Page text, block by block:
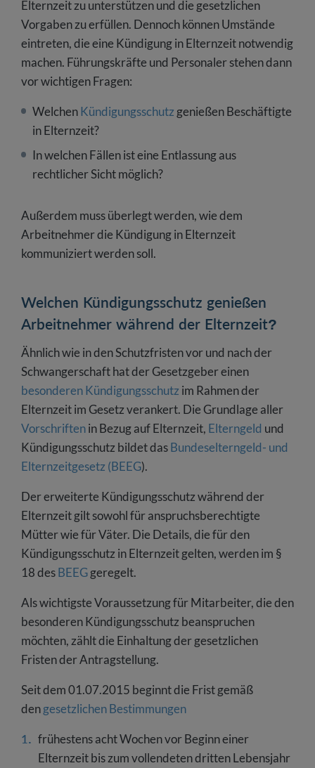
Elternzeit zu unterstützen und die gesetzlichen
Vorgaben zu erfüllen. Dennoch können Umstände
eintreten, die eine Kündigung in Elternzeit notwendig
machen. Führungskräfte und Personaler stehen dann
vor wichtigen Fragen:
WelchenKündigungsschutz genießen Beschäftigte
in Elternzeit?
In welchen Fällen ist eine Entlassung aus
rechtlicher Sicht möglich?
Außerdem muss überlegt werden, wie dem
Arbeitnehmer die Kündigung in Elternzeit
kommuniziert werden soll.
Welchen Kündigungsschutz genießen
Arbeitnehmer während der Elternzeit?
Ähnlich wie in den Schutzfristen vor und nach der
Schwangerschaft hat der Gesetzgeber einen
besonderen Kündigungsschutz im Rahmen der
Elternzeit im Gesetz verankert. Die Grundlage aller
Vorschriftenin Bezug auf Elternzeit, Elterngeld und
Kündigungsschutz bildet dasBundeselterngeld- und
Elternzeitgesetz (BEEG).
Der erweiterte Kündigungsschutz während der
Elternzeit gilt sowohl für anspruchsberechtigte
Mütter wie für Väter. Die Details, die für den
Kündigungsschutz in Elternzeit gelten, werden im §
18 desBEEGgeregelt.
Als wichtigste Voraussetzung für Mitarbeiter, die den
besonderen Kündigungsschutz beanspruchen
möchten, zählt die Einhaltung der gesetzlichen
Fristen der Antragstellung.
Seit dem 01.07.2015 beginnt die Frist gemäß
dengesetzlichen Bestimmungen
frühestens acht Wochen vor Beginn einer
Elternzeit bis zum vollendeten dritten Lebensjahr